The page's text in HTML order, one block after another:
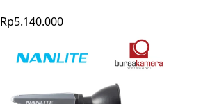
Rp5.140.000